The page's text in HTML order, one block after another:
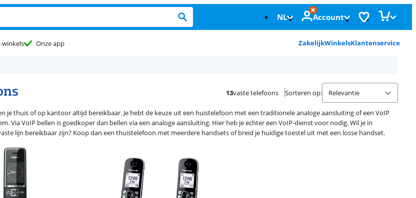
NL Account
winkels Onze app ZakelijkWinkelsKlantenservice
13vaste telefoons Sorteren op:
je thuis of op kantoor altijd bereikbaar. Je hebt de keuze uit een huistelefoon met een traditionele analoge aansluiting of een VoIP
Via VoIP bellen is goedkoper dan bellen via een analoge aansluiting. Hier heb je echter een VoIP-dienst voor nodig. Wil je in
lijn bereikbaar zijn? Koop dan een thuistelefoon met meerdere handsets of breid je huidige toestel uit met een losse handset.